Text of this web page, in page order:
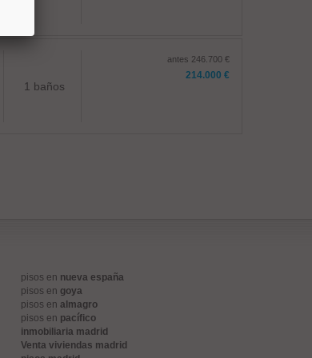
1 baños
antes 246.700 €
214.000 €
pisos en nueva españa
pisos en goya
pisos en almagro
pisos en pacífico
inmobiliaria madrid
Venta viviendas madrid